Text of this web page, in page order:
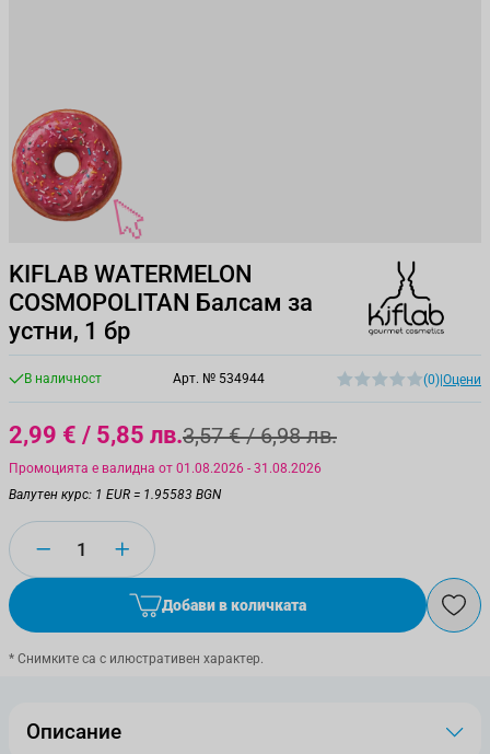
KIFLAB WATERMELON
COSMOPOLITAN Балсам за
устни, 1 бр
В наличност Арт. № 534944 (0) Оцени
2,99 € / 5,85 лв.3,57 € / 6,98 лв.
Промоцията е валидна от 01.08.2026 - 31.08.2026
Валутен курс: 1 EUR = 1.95583 BGN
Количество
Добави в количката
* Снимките са с илюстративен характер.
Описание